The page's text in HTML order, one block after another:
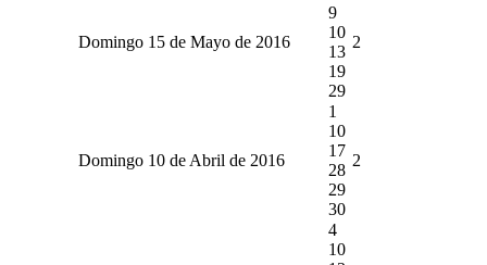
Domingo 15 de Mayo de 2016
9
10
13
19
29
2
Domingo 10 de Abril de 2016
1
10
17
28
29
30
2
4
10